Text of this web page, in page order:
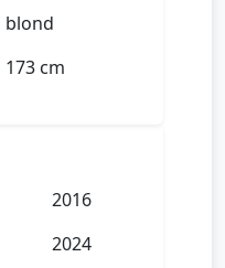
blond
173 cm
2016
2024